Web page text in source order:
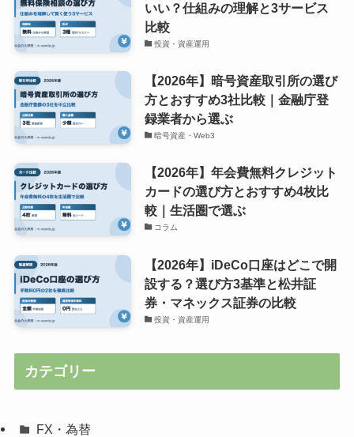
いい？仕組みの理解と3サービス
比較
投資・資産運用
【2026年】暗号資産取引所の選び
方とおすすめ3社比較｜金融庁登
録業者から選ぶ
暗号資産・Web3
【2026年】年会費無料クレジット
カードの選び方とおすすめ4枚比
較｜生活圏で選ぶ
コラム
【2026年】iDeCo口座はどこで開
設する？選び方3基準と松井証
券・マネックス証券の比較
投資・資産運用
カテゴリー
FX・為替